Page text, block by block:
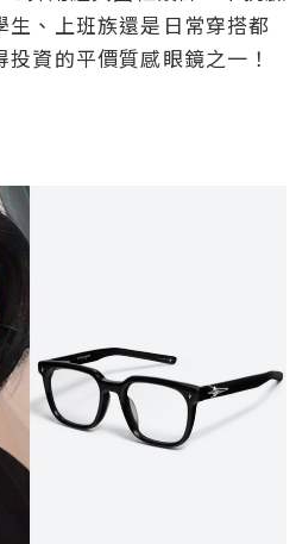
生、上班族還是日常穿搭都
資的平價質感眼鏡之一！